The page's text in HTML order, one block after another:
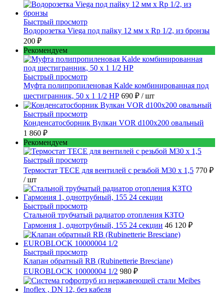
Быстрый просмотр
Водорозетка Viega под пайку 12 мм х Rp 1/2, из бронзы
200 ₽
Рекомендуем
Быстрый просмотр
Муфта полипропиленовая Kalde комбинированная под
шестигранник, 50 x 1 1/2 НР 690 ₽ / шт
Быстрый просмотр
Конденсатосборник Вулкан VOR d100x200 овальный
1 860 ₽
Рекомендуем
Быстрый просмотр
Термостат TECE для вентилей с резьбой М30 х 1,5 770 ₽
/ шт
Быстрый просмотр
Стальной трубчатый радиатор отопления КЗТО
Гармония 1, однотрубный, 155 24 секции 46 120 ₽
Быстрый просмотр
Клапан обратный RB (Rubinetterie Bresciane)
EUROBLOCK 10000004 1/2 980 ₽